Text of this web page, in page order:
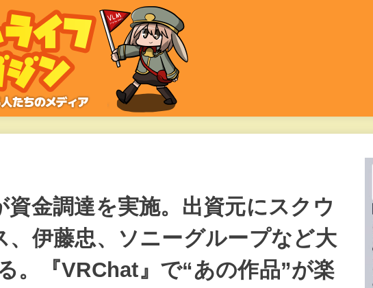
資金調達を実施。出資元にスクウ
、伊藤忠、ソニーグループなど大
。『VRChat』で“あの作品”が楽